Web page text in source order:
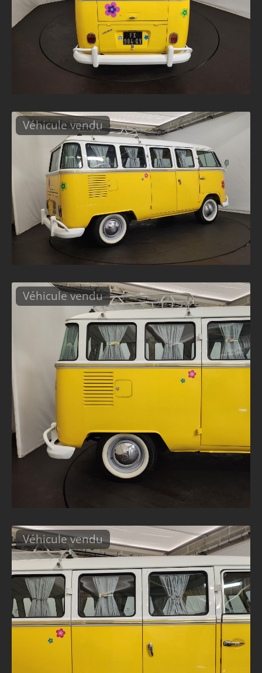
Véhicule vendu
Véhicule vendu
Véhicule vendu